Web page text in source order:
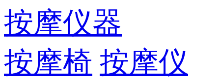
按摩仪器
按摩椅 按摩仪